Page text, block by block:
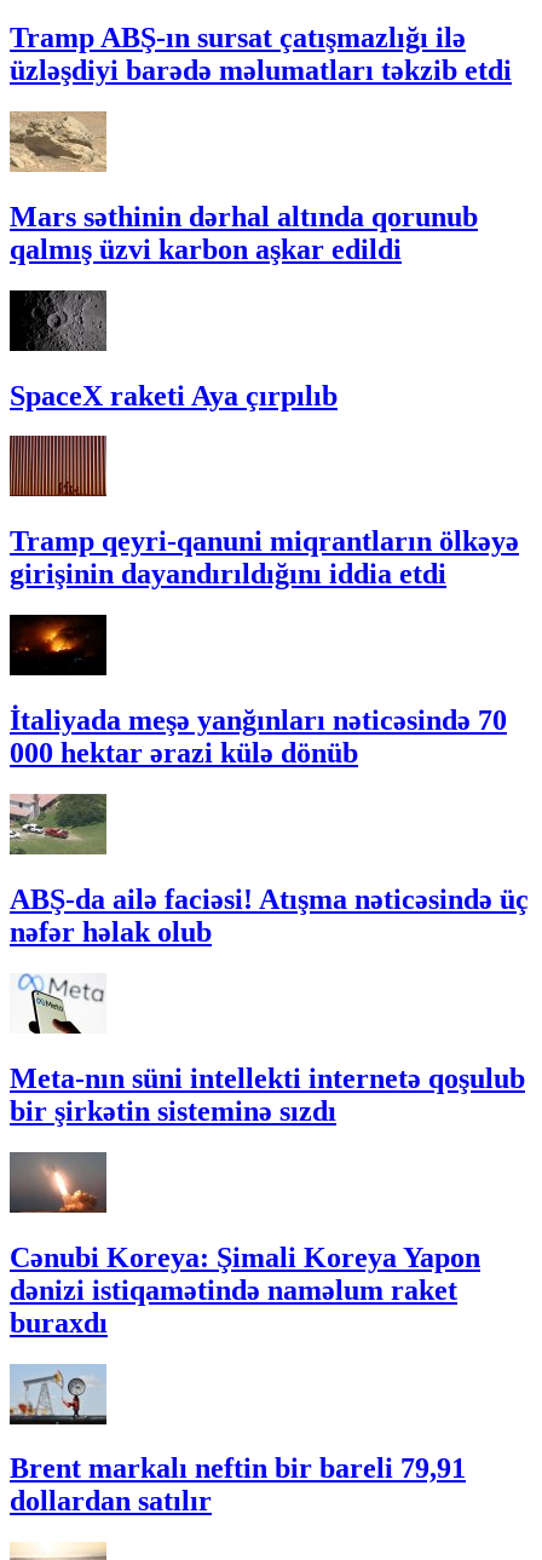
Tramp ABŞ-ın sursat çatışmazlığı ilə
üzləşdiyi barədə məlumatları təkzib etdi
Mars səthinin dərhal altında qorunub
qalmış üzvi karbon aşkar edildi
SpaceX raketi Aya çırpılıb
Tramp qeyri-qanuni miqrantların ölkəyə
girişinin dayandırıldığını iddia etdi
İtaliyada meşə yanğınları nəticəsində 70
000 hektar ərazi külə dönüb
ABŞ-da ailə faciəsi! Atışma nəticəsində üç
nəfər həlak olub
Meta-nın süni intellekti internetə qoşulub
bir şirkətin sisteminə sızdı
Cənubi Koreya: Şimali Koreya Yapon
dənizi istiqamətində naməlum raket
buraxdı
Brent markalı neftin bir bareli 79,91
dollardan satılır